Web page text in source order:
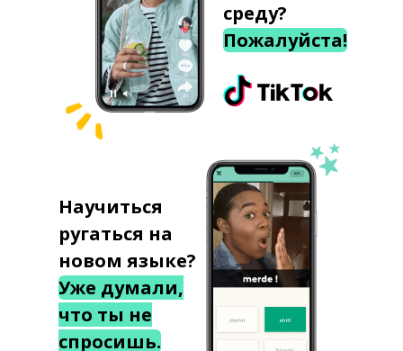
среду?
Пожалуйста!
Научиться
ругаться на
новом языке?
Уже думали,
что ты не
спросишь.